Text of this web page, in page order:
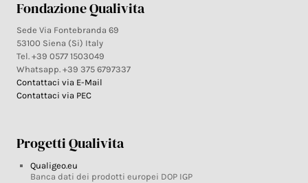
Fondazione Qualivita
Sede Via Fontebranda 69
53100 Siena (Si) Italy
Tel. +39 0577 1503049
Whatsapp. +39 375 6797337
Contattaci via E-Mail
Contattaci via PEC
Progetti Qualivita
Qualigeo.eu
Banca dati dei prodotti europei DOP IGP